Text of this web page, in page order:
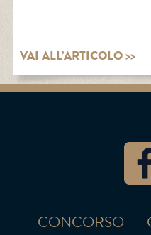
VAI ALL’ARTICOLO >>
CONCORSO